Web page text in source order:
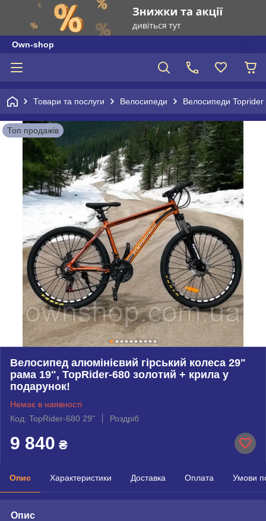
Own-shop
Товари та послуги Велосипеди Велосипеди Toprider
Топ продажів
Велосипед алюмінієвий гірський колеса 29"
рама 19", TopRider-680 золотий + крила у
подарунок!
Немає в наявності
Код: TopRider-680 29"
Роздріб
9 840 ₴
Опис Характеристики Доставка Оплата Умови
Опис